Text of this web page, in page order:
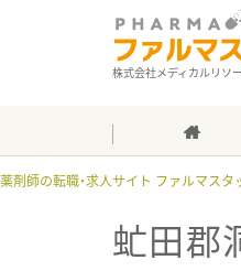
株式会社メディカルリソ
薬剤師の転職・求人サイト ファルマスタ
虻田郡